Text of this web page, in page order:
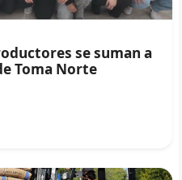
se suman a
Toma Norte